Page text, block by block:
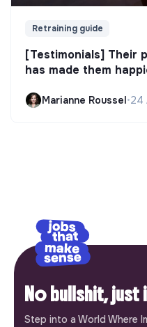
Retraining guide
[Testimonials] Their
has made them
Marianne Roussel•24
No bullshit,
Step into a World Where